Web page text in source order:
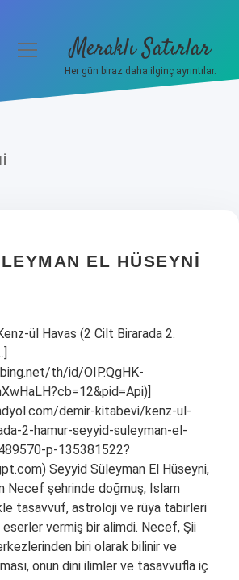
menüyü
Meraklı Satırlar
Her gün biraz daha ilginç ayrıntılar.
EL HÜSEYNI
ül Havas (2 Cilt Birarada 2.
th/id/OIP.QgHK-
demir-kitabevi/kenz-ul-
2-hamur-seyyid-suleyman-el-
p-135381522?
Seyyid Süleyman El Hüseyni,
Necef şehrinde doğmuş, İslam
tasavvuf, astroloji ve rüya tabirleri
eserler vermiş bir alimdi. Necef, Şii
biri olarak bilinir ve
onun dini ilimler ve tasavvufla iç